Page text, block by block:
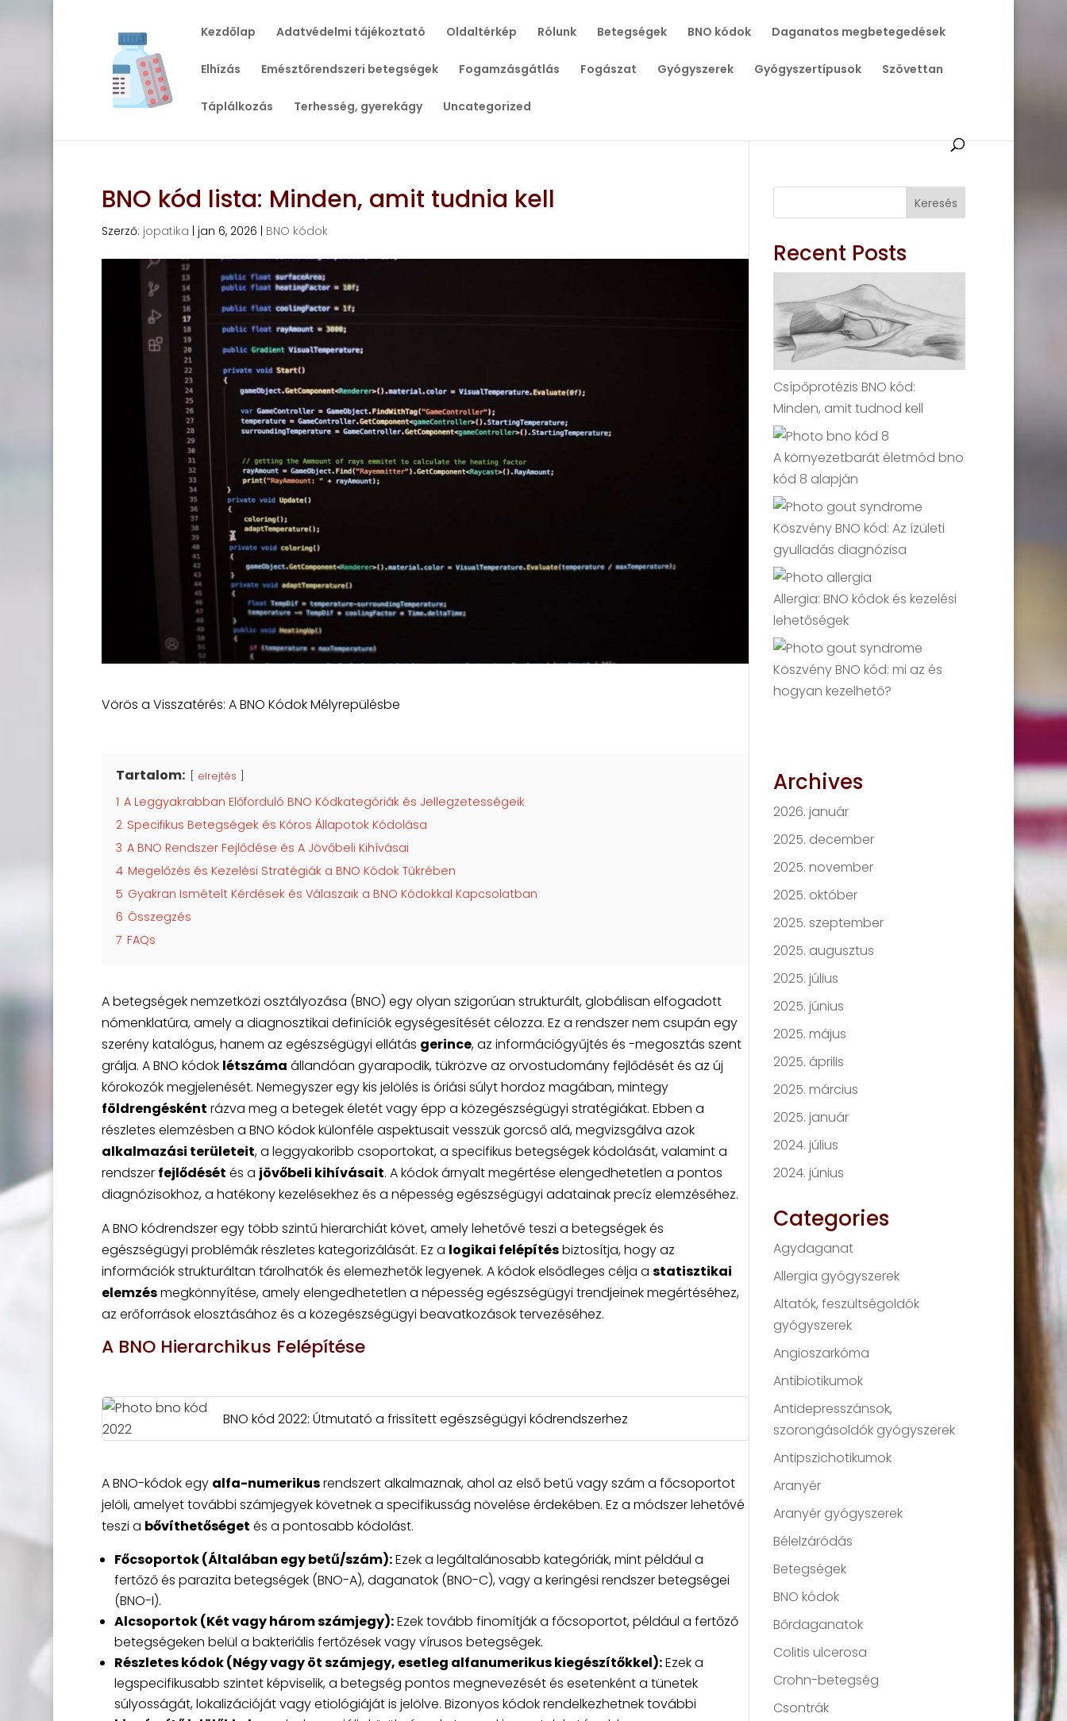
Kezdőlap Adatvédelmi tájékoztató Oldaltérkép Rólunk Betegségek BNO kódok Daganatos megbetegedések
Elhízás Emésztőrendszeri betegségek Fogamzásgátlás Fogászat Gyógyszerek Gyógyszertípusok Szövettan
Táplálkozás Terhesség, gyerekágy Uncategorized
BNO kód lista: Minden, amit tudnia kell
Szerző: jopatika jan 6, 2026 BNO kódok
Vörös a Visszatérés: A BNO Kódok Mélyrepülésbe
Tartalom: elrejtés
1 A Leggyakrabban Előforduló BNO Kódkategóriák és Jellegzetességeik
2 Specifikus Betegségek és Kóros Állapotok Kódolása
3 A BNO Rendszer Fejlődése és A Jövőbeli Kihívásai
4 Megelőzés és Kezelési Stratégiák a BNO Kódok Tükrében
5 Gyakran Ismételt Kérdések és Válaszaik a BNO Kódokkal Kapcsolatban
6 Összegzés
7 FAQs
A betegségek nemzetközi osztályozása (BNO) egy olyan szigorúan strukturált, globálisan elfogadott
nómenklatúra, amely a diagnosztikai definíciók egységesítését célozza. Ez a rendszer nem csupán egy
szerény katalógus, hanem az egészségügyi ellátás gerince, az információgyűjtés és -megosztás szent
grálja. A BNO kódok létszáma állandóan gyarapodik, tükrözve az orvostudomány fejlődését és az új
kórokozók megjelenését. Nemegyszer egy kis jelölés is óriási súlyt hordoz magában, mintegy
földrengésként rázva meg a betegek életét vagy épp a közegészségügyi stratégiákat. Ebben a
részletes elemzésben a BNO kódok különféle aspektusait vesszük gorcső alá, megvizsgálva azok
alkalmazási területeit, a leggyakoribb csoportokat, a specifikus betegségek kódolását, valamint a
rendszer fejlődését és a jövőbeli kihívásait. A kódok árnyalt megértése elengedhetetlen a pontos
diagnózisokhoz, a hatékony kezelésekhez és a népesség egészségügyi adatainak precíz elemzéséhez.
A BNO kódrendszer egy több szintű hierarchiát követ, amely lehetővé teszi a betegségek és
egészségügyi problémák részletes kategorizálását. Ez a logikai felépítésbiztosítja, hogy az
információk strukturáltan tárolhatók és elemezhetők legyenek. A kódok elsődleges célja a statisztikai
elemzésmegkönnyítése, amely elengedhetetlen a népesség egészségügyi trendjeinek megértéséhez,
az erőforrások elosztásához és a közegészségügyi beavatkozások tervezéséhez.
A BNO Hierarchikus Felépítése
BNO kód 2022: Útmutató a frissített egészségügyi kódrendszerhez
A BNO-kódok egy alfa-numerikusrendszert alkalmaznak, ahol az első betű vagy szám a főcsoportot
jelöli, amelyet további számjegyek követnek a specifikusság növelése érdekében. Ez a módszer lehetővé
teszi a bővíthetőséget és a pontosabb kódolást.
Főcsoportok (Általában egy betű/szám):Ezek a legáltalánosabb kategóriák, mint például a
fertőző és parazita betegségek (BNO-A), daganatok (BNO-C), vagy a keringési rendszer betegségei
(BNO-I).
Alcsoportok (Két vagy három számjegy):Ezek tovább finomítják a főcsoportot, például a fertőző
betegségeken belül a bakteriális fertőzések vagy vírusos betegségek.
Részletes kódok (Négy vagy öt számjegy, esetleg alfanumerikus kiegészítőkkel):Ezek a
legspecifikusabb szintet képviselik, a betegség pontos megnevezését és esetenként a tünetek
súlyosságát, lokalizációját vagy etiológiáját is jelölve. Bizonyos kódok rendelkezhetnek további
Keresés
Recent Posts
Csípőprotézis BNO kód:
Minden, amit tudnod kell
A környezetbarát életmód bno
kód 8 alapján
Köszvény BNO kód: Az ízületi
gyulladás diagnózisa
Allergia: BNO kódok és kezelési
lehetőségek
Köszvény BNO kód: mi az és
hogyan kezelhető?
Archives
2026. január
2025. december
2025. november
2025. október
2025. szeptember
2025. augusztus
2025. július
2025. június
2025. május
2025. április
2025. március
2025. január
2024. július
2024. június
Categories
Agydaganat
Allergia gyógyszerek
Altatók, feszültségoldók
gyógyszerek
Angioszarkóma
Antibiotikumok
Antidepresszánsok,
szorongásoldók gyógyszerek
Antipszichotikumok
Aranyér
Aranyér gyógyszerek
Bélelzáródás
Betegségek
BNO kódok
Bőrdaganatok
Colitis ulcerosa
Crohn-betegség
Csontrák